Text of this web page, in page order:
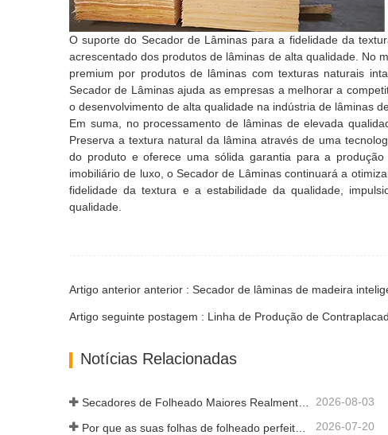
O suporte do Secador de Lâminas para a fidelidade da
acrescentado dos produtos de lâminas de alta qualidade. No
premium por produtos de lâminas com texturas naturais
Secador de Lâminas ajuda as empresas a melhorar a
o desenvolvimento de alta qualidade na indústria de lâminas
Em suma, no processamento de lâminas de elevada
Preserva a textura natural da lâmina através de uma
do produto e oferece uma sólida garantia para a
imobiliário de luxo, o Secador de Lâminas continuará a
fidelidade da textura e a estabilidade da qualidade,
qualidade.
Artigo seguinte postagem : Linha de Produção de
Notícias Relacionadas
Secadores de Folheado Maiores Realmente Economizam Dinheiro? 2026-08-03
2026-07-20